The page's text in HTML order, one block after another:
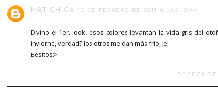
MATICHICA 18 DE FEBRERO DE 2011 A LAS 10:44
Divino el 1er. look, esos colores levantan la vida gris del
invierno, verdad? los otros me dan más frío, je!
Besitos:>